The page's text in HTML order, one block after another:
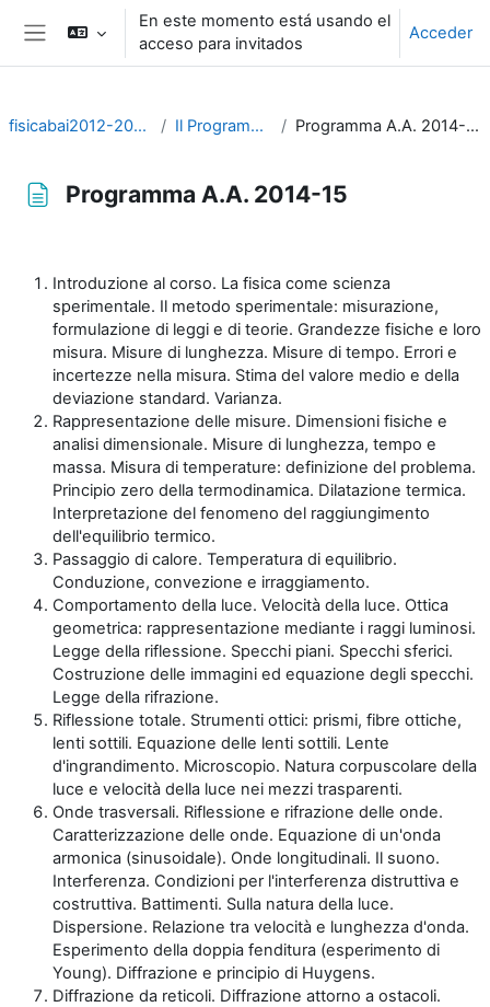
Salta al contenido principal
Panel lateral
En este momento está usando el
acceso para invitados
Acceder
fisicabai2012-2020 Il Programma Programma A.A. 2014-15
Programma A.A. 2014-15
Introduzione al corso. La fisica come scienza
sperimentale. Il metodo sperimentale: misurazione,
formulazione di leggi e di teorie. Grandezze fisiche e loro
misura. Misure di lunghezza. Misure di tempo. Errori e
incertezze nella misura. Stima del valore medio e della
deviazione standard. Varianza.
Rappresentazione delle misure. Dimensioni fisiche e
analisi dimensionale. Misure di lunghezza, tempo e
massa. Misura di temperature: definizione del problema.
Principio zero della termodinamica. Dilatazione termica.
Interpretazione del fenomeno del raggiungimento
dell'equilibrio termico.
Passaggio di calore. Temperatura di equilibrio.
Conduzione, convezione e irraggiamento.
Comportamento della luce. Velocità della luce. Ottica
geometrica: rappresentazione mediante i raggi luminosi.
Legge della riflessione. Specchi piani. Specchi sferici.
Costruzione delle immagini ed equazione degli specchi.
Legge della rifrazione.
Riflessione totale. Strumenti ottici: prismi, fibre ottiche,
lenti sottili. Equazione delle lenti sottili. Lente
d'ingrandimento. Microscopio. Natura corpuscolare della
luce e velocità della luce nei mezzi trasparenti.
Onde trasversali. Riflessione e rifrazione delle onde.
Caratterizzazione delle onde. Equazione di un'onda
armonica (sinusoidale). Onde longitudinali. Il suono.
Interferenza. Condizioni per l'interferenza distruttiva e
costruttiva. Battimenti. Sulla natura della luce.
Dispersione. Relazione tra velocità e lunghezza d'onda.
Esperimento della doppia fenditura (esperimento di
Young). Diffrazione e principio di Huygens.
Diffrazione da reticoli. Diffrazione attorno a ostacoli.